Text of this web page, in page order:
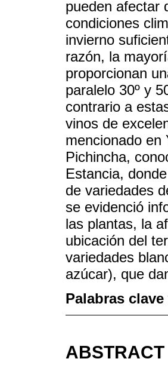
pueden afectar
condiciones
invierno
razón, la
proporcionan
paralelo 30º y
contrario a
vinos de
mencionado en
Pichincha,
Estancia,
de variedades
se evidenció
las plantas, la
ubicación del
variedades
azúcar), que
Palabras clave
ABSTRACT